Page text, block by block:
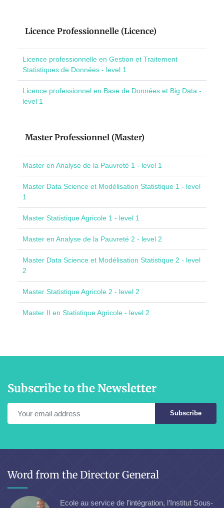
Licence Professionnelle (Licence)
Licence professionnelle en Gestion et Traitement
Statistiques de Données - level 1
Licence professionnel en Base de Données et Big Data -
level 1
Master Professionnel (Master)
Master en Analyse de la Pauvreté 1 - level 1
Master Data Science et Modélisation Statistique 1 - level
1
Master Statistique Agricole 1 - level 1
Master en Analyse de la Pauvreté 2 - level 2
Master Data Science et Modélisation Statistique 2 - level
2
Master Statistique Agricole 2 - level 2
Master II en Statistique Agricole - level 2
Subscribe to the Newsletter
Subscribe
Word from the Director General
Ecole au service de l’intégration, l’Institut Sous-